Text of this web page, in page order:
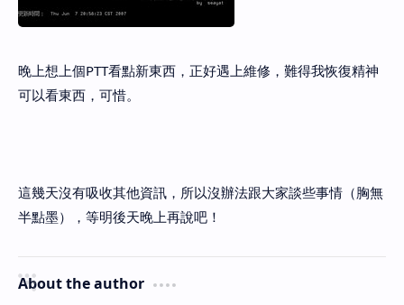
晚上想上個PTT看點新東西，正好遇上維修，難得我恢復精神
可以看東西，可惜。
這幾天沒有吸收其他資訊，所以沒辦法跟大家談些事情（胸無
半點墨），等明後天晚上再說吧！
About the author